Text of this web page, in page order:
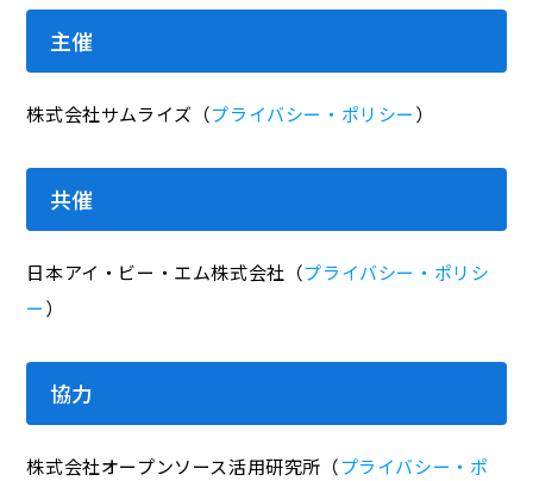
主催
株式会社サムライズ（プライバシー・ポリシー）
共催
日本アイ・ビー・エム株式会社（プライバシー・ポリシ
ー）
協力
株式会社オープンソース活用研究所（プライバシー・ポ